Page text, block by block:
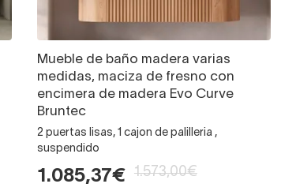
Mueble de baño madera varias
medidas, maciza de fresno con
encimera de madera Evo Curve
Bruntec
2 puertas lisas, 1 cajon de palilleria ,
suspendido
1.085,37€ 1.573,00€